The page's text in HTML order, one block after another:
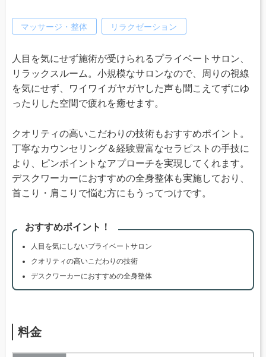
マッサージ・整体 リラクゼーション
人目を気にせず施術が受けられるプライベートサロン、
リラックスルーム。小規模なサロンなので、周りの視線
を気にせず、ワイワイガヤガヤした声も聞こえてずにゆ
ったりした空間で疲れを癒せます。
クオリティの高いこだわりの技術もおすすめポイント。
丁寧なカウンセリング＆経験豊富なセラピストの手技に
より、ピンポイントなアプローチを実現してくれます。
デスクワーカーにおすすめの全身整体も実施しており、
首こり・肩こりで悩む方にもうってつけです。
おすすめポイント！
人目を気にしないプライベートサロン
クオリティの高いこだわりの技術
デスクワーカーにおすすめの全身整体
料金